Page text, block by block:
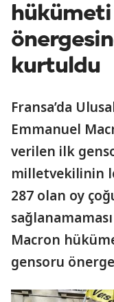
kurtuldu
Fransa’da
Emmanuel
verilen ilk
milletvekilinin
287 olan oy
Macron
gensoru